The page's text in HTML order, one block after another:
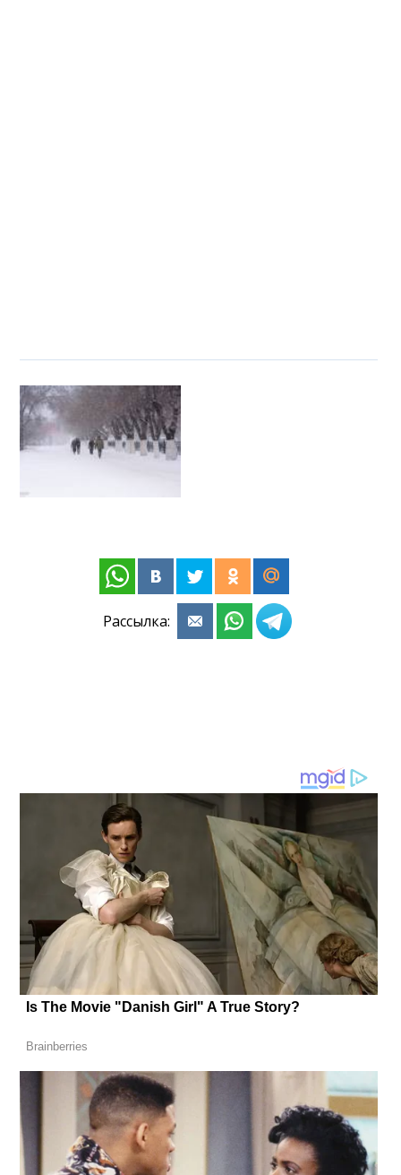
Рассылка: